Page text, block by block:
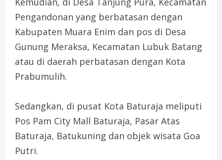
Pengandonan yang berbatasan dengan
Kabupaten Muara Enim dan pos di Desa
Gunung Meraksa, Kecamatan Lubuk Batang
atau di daerah perbatasan dengan Kota
Prabumulih.
Sedangkan, di pusat Kota Baturaja meliputi
Pos Pam City Mall Baturaja, Pasar Atas
Baturaja, Batukuning dan objek wisata Goa
Putri.